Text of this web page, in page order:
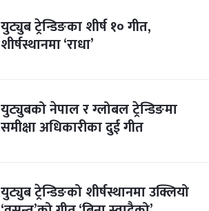
युट्युब ट्रेन्डिङका शीर्ष १० गीत,
शीर्षस्थानमा ‘राधा’
युट्युबको नेपाल र ग्लोबल ट्रेन्डिङमा
समीक्षा अधिकारीका दुई गीत
युट्युब ट्रेन्डिङको शीर्षस्थानमा उक्लियो